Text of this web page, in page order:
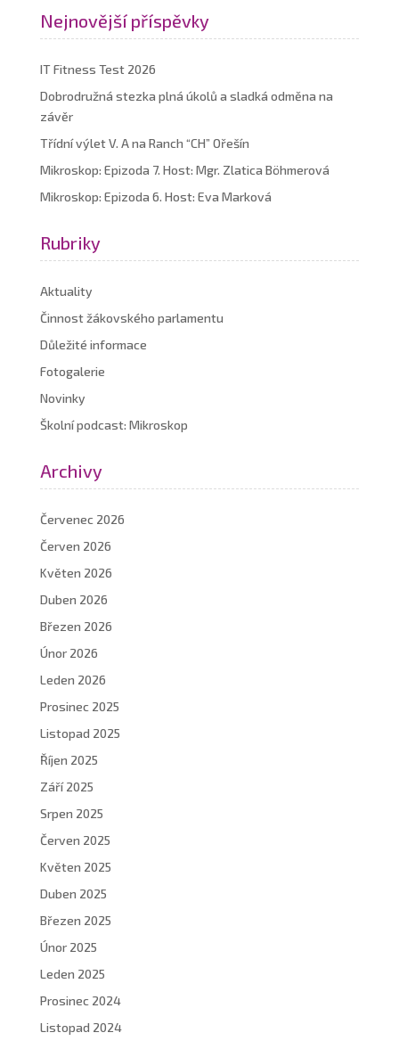
Nejnovější příspěvky
IT Fitness Test 2026
Dobrodružná stezka plná úkolů a sladká odměna na
závěr
Třídní výlet V. A na Ranch “CH” Ořešín
Mikroskop: Epizoda 7. Host: Mgr. Zlatica Böhmerová
Mikroskop: Epizoda 6. Host: Eva Marková
Rubriky
Aktuality
Činnost žákovského parlamentu
Důležité informace
Fotogalerie
Novinky
Školní podcast: Mikroskop
Archivy
Červenec 2026
Červen 2026
Květen 2026
Duben 2026
Březen 2026
Únor 2026
Leden 2026
Prosinec 2025
Listopad 2025
Říjen 2025
Září 2025
Srpen 2025
Červen 2025
Květen 2025
Duben 2025
Březen 2025
Únor 2025
Leden 2025
Prosinec 2024
Listopad 2024